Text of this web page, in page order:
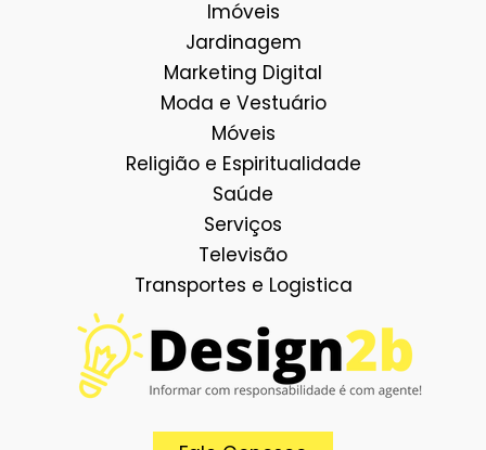
Imóveis
Jardinagem
Marketing Digital
Moda e Vestuário
Móveis
Religião e Espiritualidade
Saúde
Serviços
Televisão
Transportes e Logistica
Facebook
E-mail